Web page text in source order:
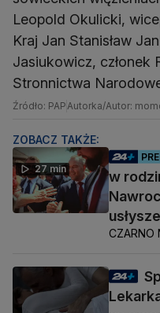
Leopold Okulicki,
Kraj Jan Stanisław
Jasiukowicz, członek
Stronnictwa
Źródło: PAPAutorka/Autor:
ZOBACZ TAKŻE:
27 min
w
CZARNO